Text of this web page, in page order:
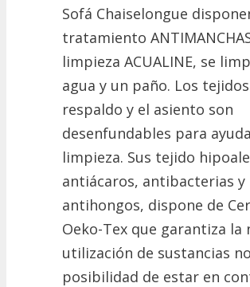
Sofá Chaiselongue
tratamiento
limpieza ACUALINE, se
agua y un paño. Los
respaldo y el asiento son
desenfundables para
limpieza. Sus tejido
antiácaros, antibacterias y
antihongos, dispone de
Oeko-Tex que garantiza la
utilización de sustancias
posibilidad de estar en